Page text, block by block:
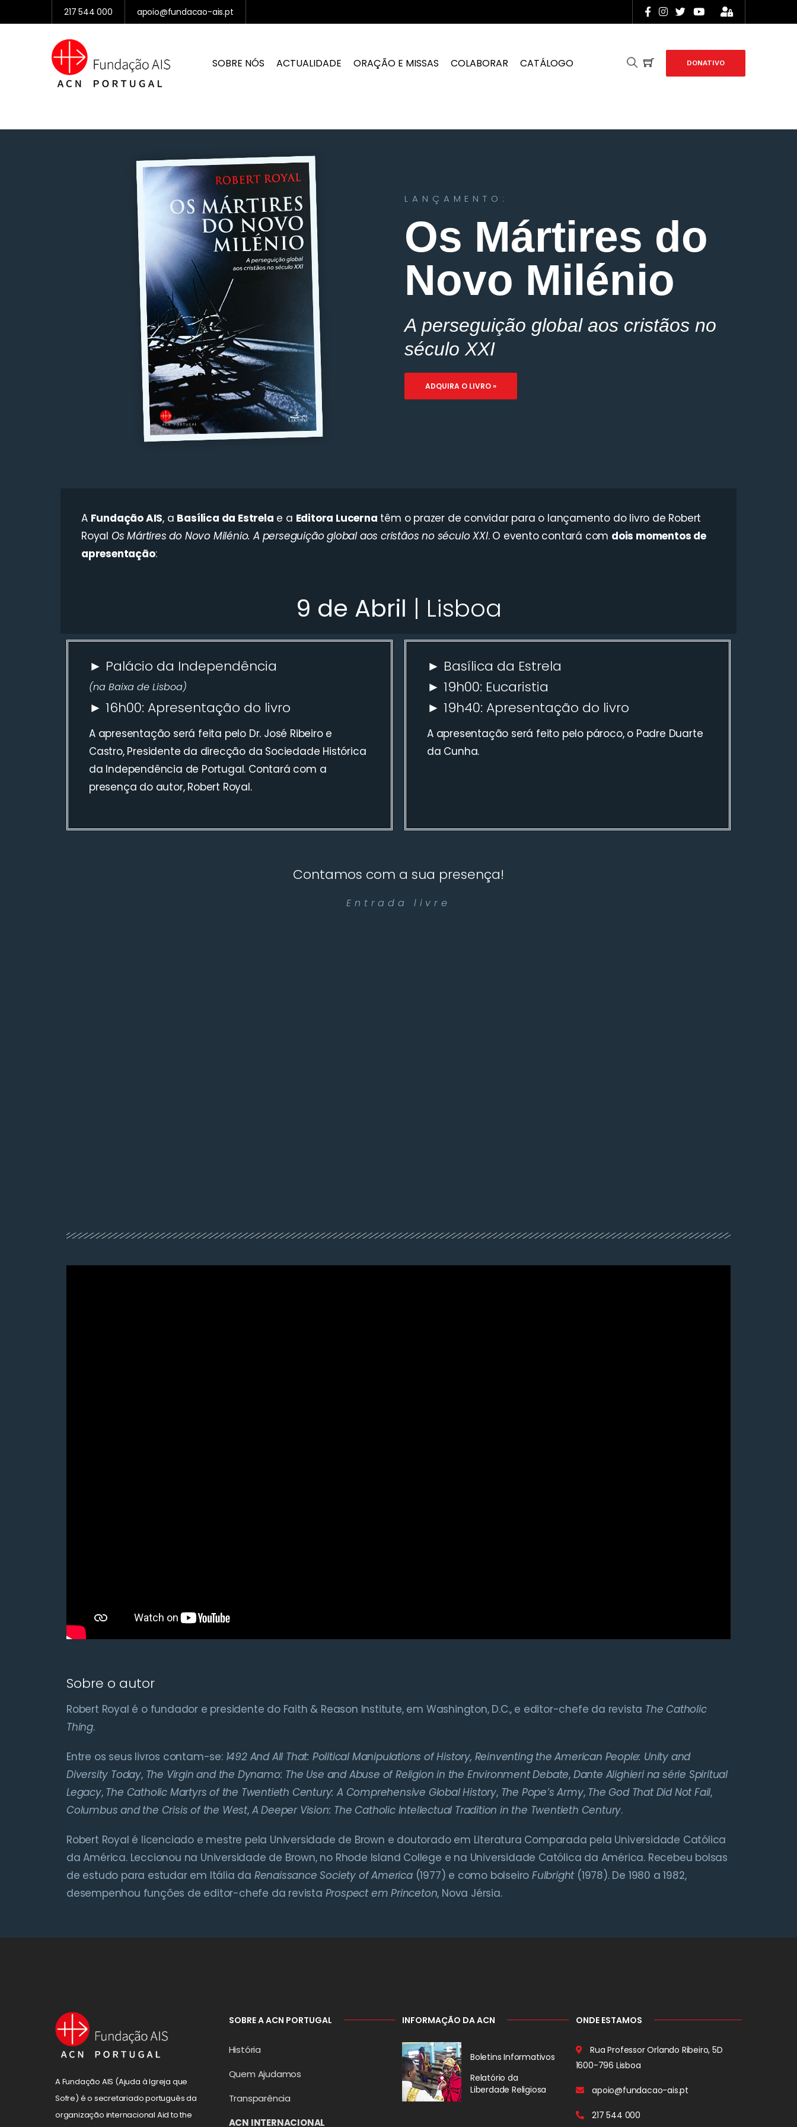
217 544 000 apoio@fundacao-ais.pt
SOBRE NÓS ACTUALIDADE ORAÇÃO E MISSAS COLABORAR CATÁLOGO DONATIVO
LANÇAMENTO:
Os Mártires do
Novo Milénio
A perseguição global aos cristãos no
século XXI
ADQUIRA O LIVRO »
A Fundação AIS, a Basílica da Estrela e a Editora Lucerna têm o prazer de convidar para o lançamento do livro de Robert
Royal Os Mártires do Novo Milénio. A perseguição global aos cristãos no século XXI. O evento contará com dois momentos de
apresentação:
9 de Abril | Lisboa
► Palácio da Independência
(na Baixa de Lisboa)
► 16h00: Apresentação do livro
A apresentação será feita pelo Dr. José Ribeiro e
Castro, Presidente da direcção da Sociedade Histórica
da Independência de Portugal. Contará com a
presença do autor, Robert Royal.
► Basílica da Estrela
► 19h00: Eucaristia
► 19h40: Apresentação do livro
A apresentação será feito pelo pároco, o Padre Duarte
da Cunha.
Contamos com a sua presença!
Entrada livre
Sobre o autor
Robert Royal é o fundador e presidente do Faith & Reason Institute, em Washington, D.C., e editor-chefe da revista The Catholic
Thing.
Entre os seus livros contam-se: 1492 And All That: Political Manipulations of History, Reinventing the American People: Unity and
Diversity Today, The Virgin and the Dynamo: The Use and Abuse of Religion in the Environment Debate, Dante Alighieri na série Spiritual
Legacy, The Catholic Martyrs of the Twentieth Century: A Comprehensive Global History, The Pope’s Army, The God That Did Not Fail,
Columbus and the Crisis of the West, A Deeper Vision: The Catholic Intellectual Tradition in the Twentieth Century.
Robert Royal é licenciado e mestre pela Universidade de Brown e doutorado em Literatura Comparada pela Universidade Católica
da América. Leccionou na Universidade de Brown, no Rhode Island College e na Universidade Católica da América. Recebeu bolsas
de estudo para estudar em Itália da Renaissance Society of America(1977) e como bolseiroFulbright(1978). De 1980 a 1982,
desempenhou funções de editor-chefe da revista Prospect em Princeton, Nova Jérsia.
A Fundação AIS (Ajuda à Igreja que
Sofre) é o secretariado português da
organização internacional Aid to the
SOBRE A ACN PORTUGAL
História
Quem Ajudamos
Transparência
ACN INTERNACIONAL
INFORMAÇÃO DA ACN
Boletins Informativos
Relatório da
Liberdade Religiosa
ONDE ESTAMOS
Rua Professor Orlando Ribeiro, 5D
1600-796 Lisboa
apoio@fundacao-ais.pt
217 544 000